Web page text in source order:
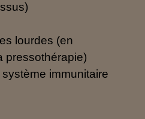
lourdes (en
pressothérapie)
immunitaire